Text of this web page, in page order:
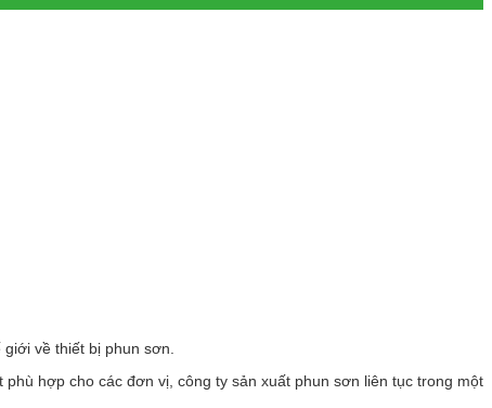
về thiết bị phun sơn.
hợp cho các đơn vị, công ty sản xuất phun sơn liên tục trong một